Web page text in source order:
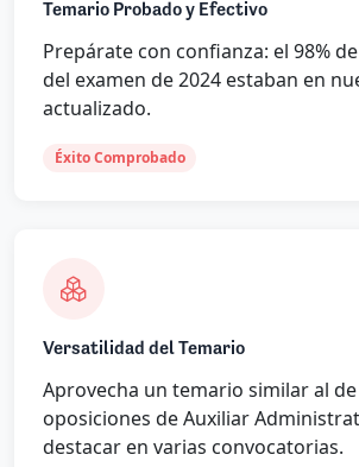
Temario Probado y Efectivo
Prepárate con confianza: el 98%
del examen de 2024 estaban en
actualizado.
Éxito Comprobado
Versatilidad del Temario
Aprovecha un temario similar al
oposiciones de Auxiliar
destacar en varias convocatorias.